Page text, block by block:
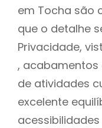
em Tocha são
que o detalhe
Privacidade,
, acabamentos
de atividades
excelente